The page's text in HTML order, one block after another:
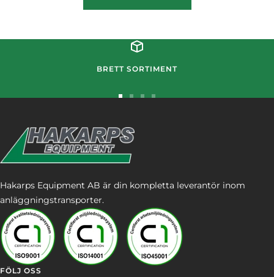
BRETT SORTIMENT
bildbild
2
Hakarps Equipment AB är din kompletta leverantör inom
anläggningstransporter.
FÖLJ OSS